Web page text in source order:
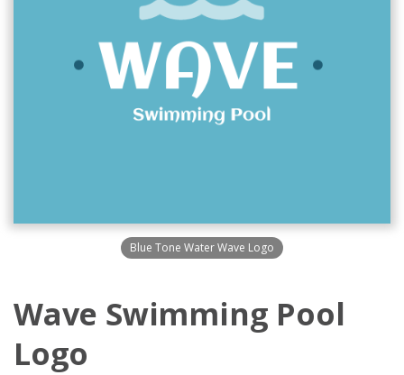
Blue Tone Water Wave Logo
Wave Swimming Pool
Logo